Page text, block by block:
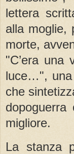
lettera
alla moglie,
morte,
"C’era una
luce…", una
che
migliore.
La stanza